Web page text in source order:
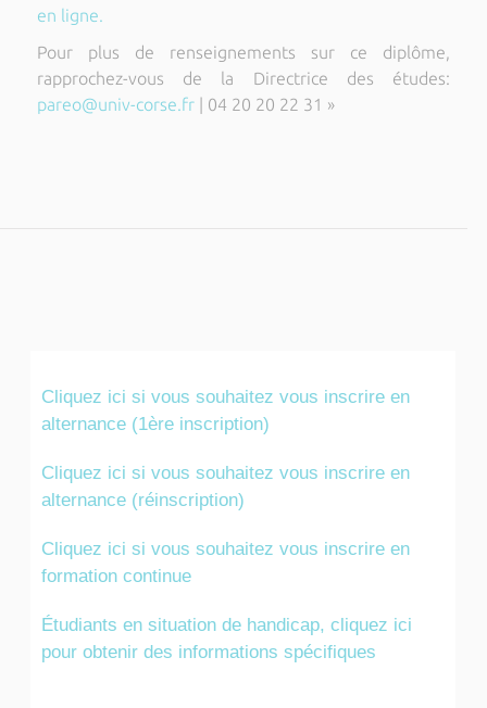
en ligne.
Pour plus de renseignements sur ce diplôme,
rapprochez-vous de la Directrice des études:
pareo@univ-corse.fr | 04 20 20 22 31 »
Cliquez ici si vous souhaitez vous inscrire en
alternance (1ère inscription)
Cliquez ici si vous souhaitez vous inscrire en
alternance (réinscription)
Cliquez ici si vous souhaitez vous inscrire en
formation continue
Étudiants en situation de handicap, cliquez ici
pour obtenir des informations spécifiques